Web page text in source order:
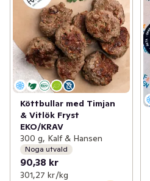
Köttbullar med Timjan
& Vitlök Fryst
EKO/KRAV
300 g, Kalf & Hansen
Noga utvald
90,38 kr
301,27 kr /kg